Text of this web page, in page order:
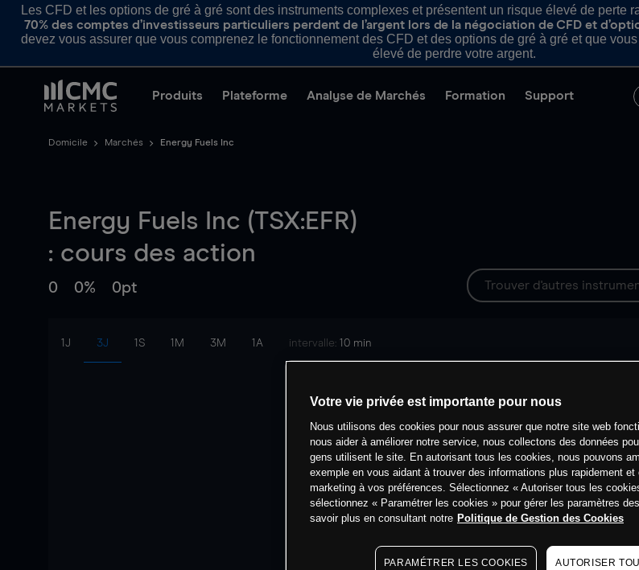
Les CFD et les options de gré à gré sont des instruments complexes et présentent un risque élevé de perte
70% des comptes d’investisseurs particuliers perdent de l’argent lors de la négociation de CFD et
devez vous assurer que vous comprenez le fonctionnement des CFD et des options de gré à gré et que
élevé de perdre votre argent.
Produits Plateforme Analyse de Marchés Formation Support
Domicile Marchés Energy Fuels Inc
Energy Fuels Inc (TSX:EFR)
: cours des action
0 0% 0pt
1J 3J 1S 1M 3M 1A intervalle: 10 min
Votre vie privée est importante pour nous
Nous utilisons des cookies pour nous assurer que notre site web
nous aider à améliorer notre service, nous collectons des données
gens utilisent le site. En autorisant tous les cookies, nous pouvons
exemple en vous aidant à trouver des informations plus rapidement
marketing à vos préférences. Sélectionnez « Autoriser tous les
sélectionnez « Paramétrer les cookies » pour gérer les paramètres
savoir plus en consultant notre Politique de Gestion des Cookies
PARAMÉTRER LES COOKIES AUTORISER